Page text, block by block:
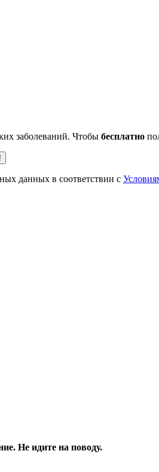
заболеваний. Чтобы бесплатно
данных в соответствии с
Не идите на поводу.